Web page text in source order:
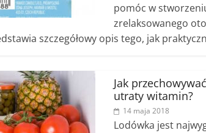
pomóc w
zrelaksowanego
szczegółowy opis tego, jak
Jak
utraty witamin?
14 maja 2018
Lodówka jest